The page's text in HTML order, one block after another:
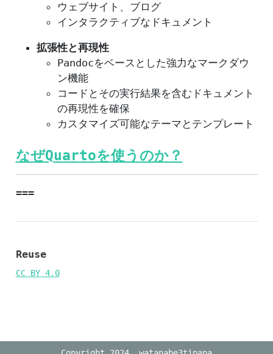
ウェブサイト、ブログ
インタラクティブなドキュメント
拡張性と再現性
Pandocをベースとした強力なマークダウ
ン機能
コードとその実行結果を含むドキュメント
の再現性を確保
カスタマイズ可能なテーマとテンプレート
なぜQuartoを使うのか？
===
Reuse
CC BY 4.0